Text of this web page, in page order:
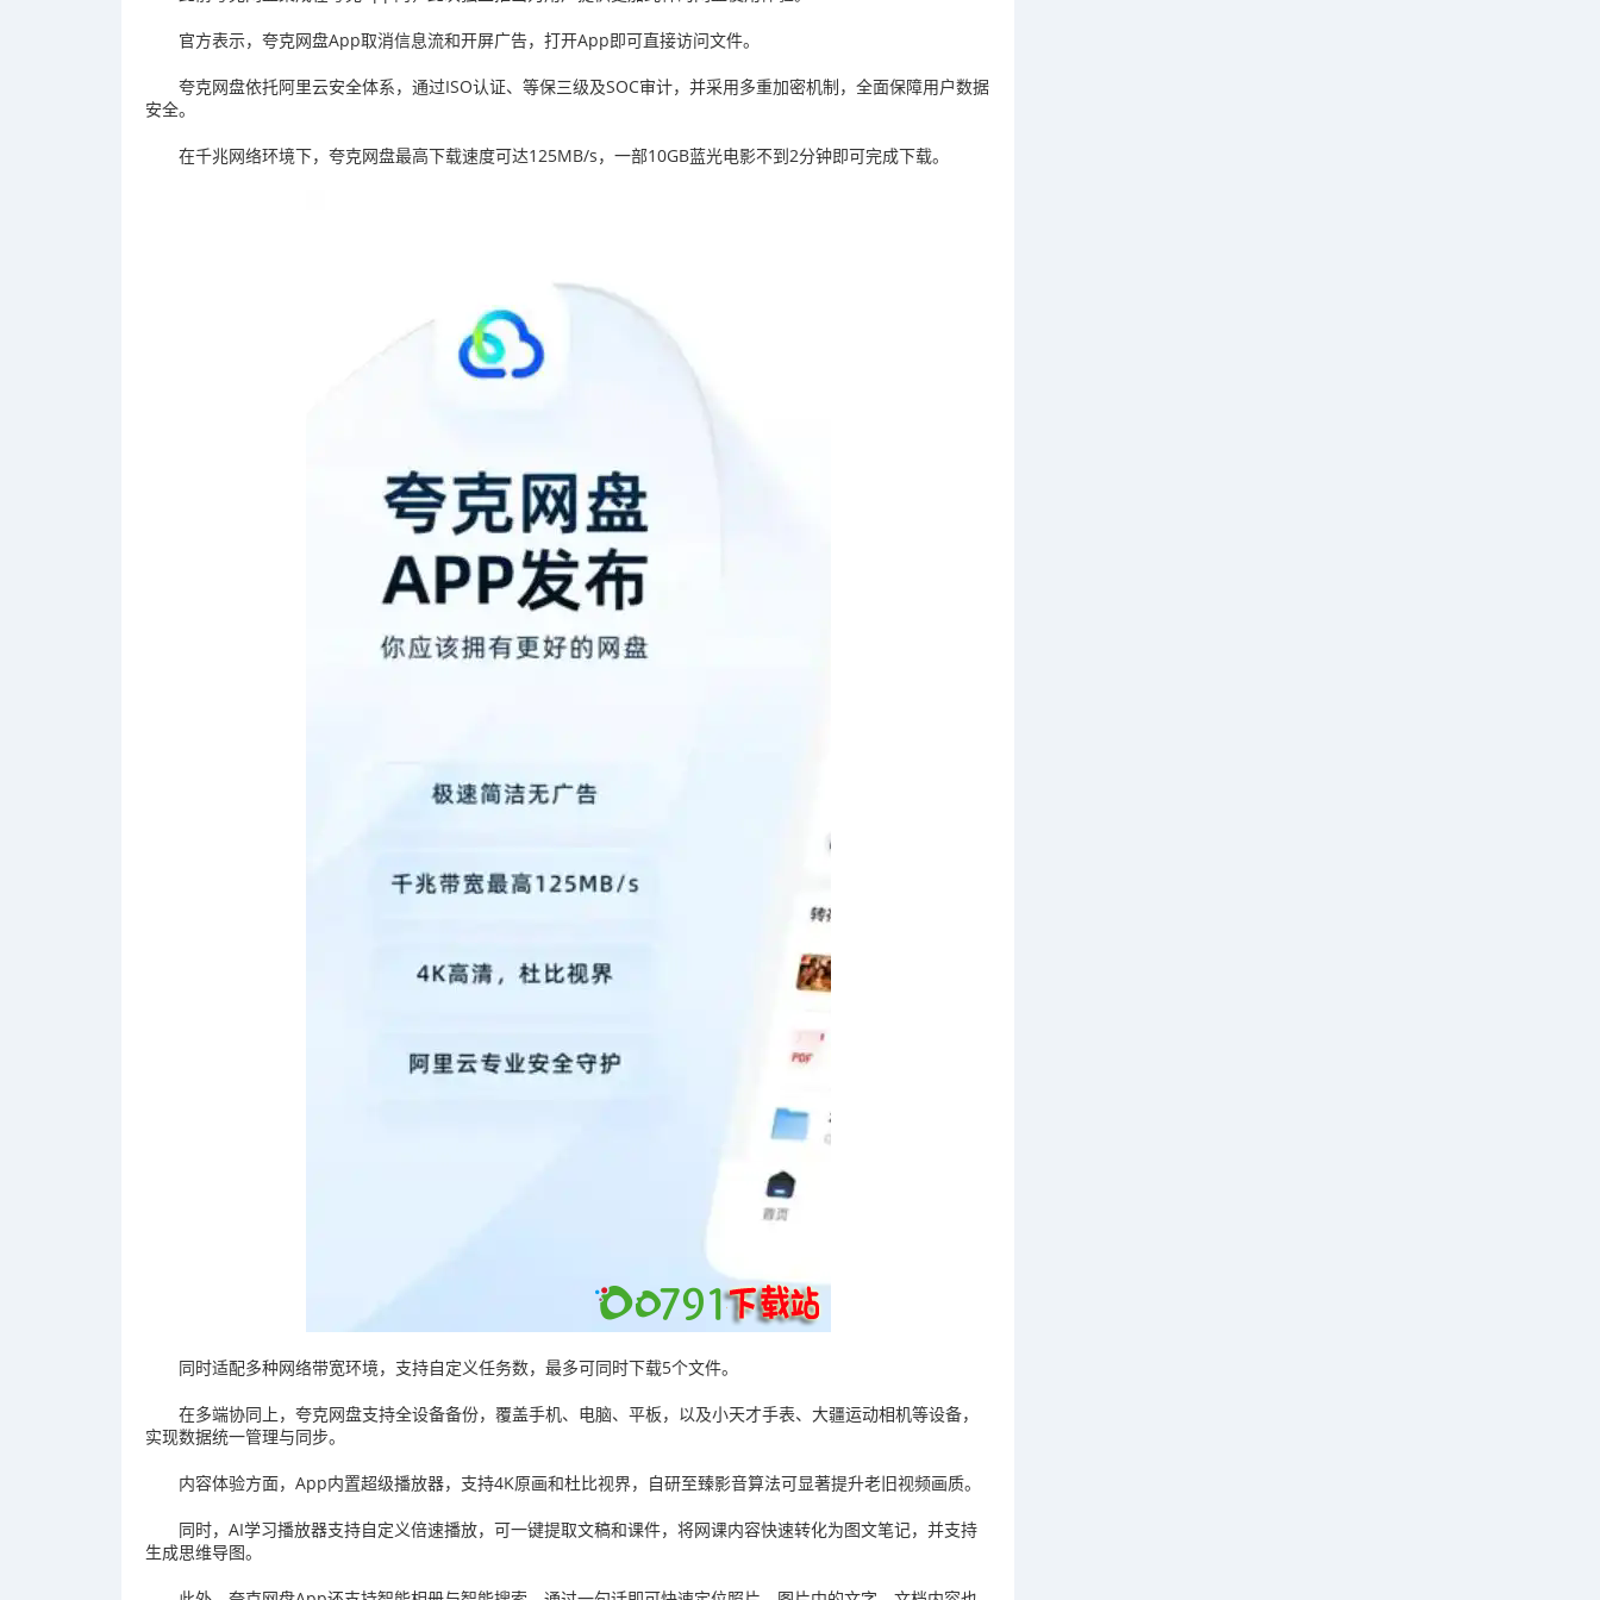
官方表示，夸克网盘App取消信息流和开屏广告，打开App即可直接访问文件。
夸克网盘依托阿里云安全体系，通过ISO认证、等保三级及SOC审计，并采用多重加密机制，全面保障用户数据
安全。
在千兆网络环境下，夸克网盘最高下载速度可达125MB/s，一部10GB蓝光电影不到2分钟即可完成下载。
同时适配多种网络带宽环境，支持自定义任务数，最多可同时下载5个文件。
在多端协同上，夸克网盘支持全设备备份，覆盖手机、电脑、平板，以及小天才手表、大疆运动相机等设备，
实现数据统一管理与同步。
内容体验方面，App内置超级播放器，支持4K原画和杜比视界，自研至臻影音算法可显著提升老旧视频画质。
同时，AI学习播放器支持自定义倍速播放，可一键提取文稿和课件，将网课内容快速转化为图文笔记，并支持
生成思维导图。